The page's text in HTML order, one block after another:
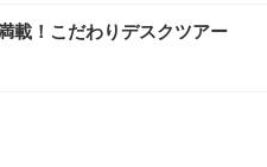
載！こだわりデスクツアー